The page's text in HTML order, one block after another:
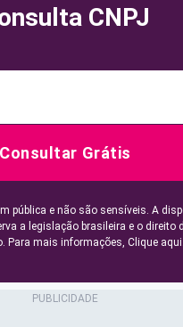
CNPJ
Consultar Grátis
pública e não são sensíveis. A
a legislação brasileira e o direito
Para mais informações, Clique aqui.